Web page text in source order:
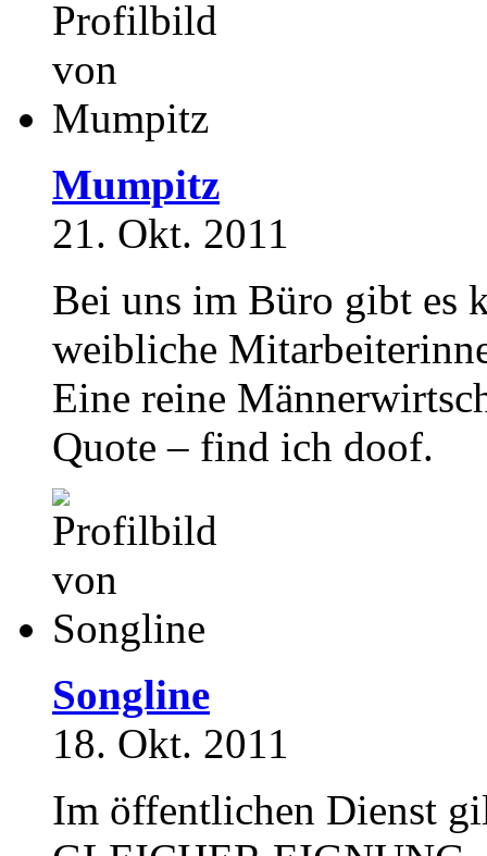
Mumpitz
21. Okt. 2011
Bei uns im Büro gibt es
weibliche
Eine reine
Quote – find ich doof.
Songline
18. Okt. 2011
Im öffentlichen Dienst